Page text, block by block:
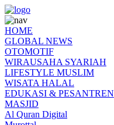
HOME
GLOBAL NEWS
OTOMOTIF
WIRAUSAHA SYARIAH
LIFESTYLE MUSLIM
WISATA HALAL
EDUKASI & PESANTREN
MASJID
Al Quran Digital